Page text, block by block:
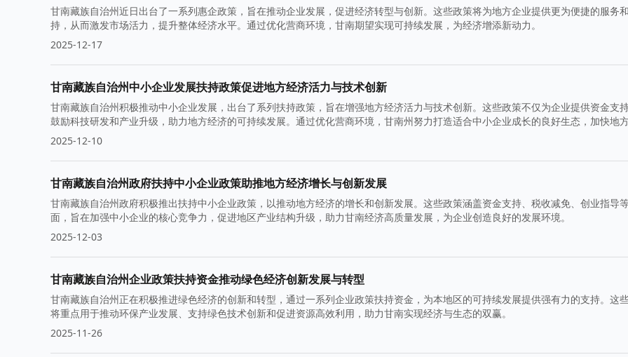
甘南藏族自治州近日出台了一系列惠企政策，旨在推动企业发展，促进经济转型与创新。这些政策将为地方企业提供更为便捷的服务
持，从而激发市场活力，提升整体经济水平。通过优化营商环境，甘南期望实现可持续发展，为经济增添新动力。
2025-12-17
甘南藏族自治州中小企业发展扶持政策促进地方经济活力与技术创新
甘南藏族自治州积极推动中小企业发展，出台了系列扶持政策，旨在增强地方经济活力与技术创新。这些政策不仅为企业提供资金支
鼓励科技研发和产业升级，助力地方经济的可持续发展。通过优化营商环境，甘南州努力打造适合中小企业成长的良好生态，加快地
增长步伐。
2025-12-10
甘南藏族自治州政府扶持中小企业政策助推地方经济增长与创新发展
甘南藏族自治州政府积极推出扶持中小企业政策，以推动地方经济的增长和创新发展。这些政策涵盖资金支持、税收减免、创业指导
面，旨在加强中小企业的核心竞争力，促进地区产业结构升级，助力甘南经济高质量发展，为企业创造良好的发展环境。
2025-12-03
甘南藏族自治州企业政策扶持资金推动绿色经济创新发展与转型
甘南藏族自治州正在积极推进绿色经济的创新和转型，通过一系列企业政策扶持资金，为本地区的可持续发展提供强有力的支持。这
将重点用于推动环保产业发展、支持绿色技术创新和促进资源高效利用，助力甘南实现经济与生态的双赢。
2025-11-26